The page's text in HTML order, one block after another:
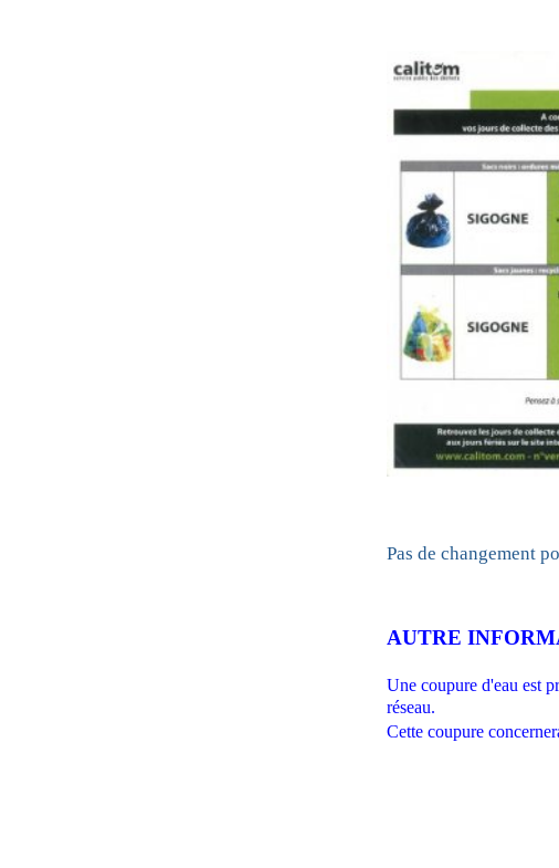
Pas de changement
AUTRE
Une coupure d'eau est
réseau.
Cette coupure